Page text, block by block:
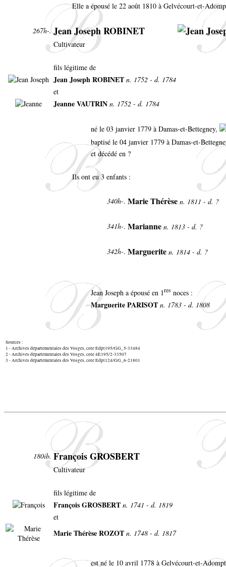
Elle a épousé le 22 août 1810 à Gelvécourt-et-
267h-. Jean Joseph ROBINET
Cultivateur
fils légitime de
Jean Joseph ROBINET n. 1752 - d. 1784
et
Jeanne VAUTRIN n. 1752 - d. 1784
né le 03 janvier 1779 à Damas-et-Bettegney,
baptisé le 04 janvier 1779 à Damas-et-
et décédé en ?
Ils ont eu 3 enfants :
340h-. Marie Thérèse n. 1811 - d. ?
341h-. Marianne n. 1813 - d. ?
342h-. Marguerite n. 1814 - d. ?
Jean Joseph a épousé en 1res noces :
Marguerite PARISOT n. 1783 - d. 1808
Sources :
1 - Archives départementales des Vosges, cote Edpt195/GG_5-33484
2 - Archives départementales des Vosges, cote 4E195/2-33507
3 - Archives départementales des Vosges, cote Edpt124/GG_6-21801
180ib. François GROSBERT
Cultivateur
fils légitime de
François GROSBERT n. 1741 - d. 1819
et
Marie Thérèse ROZOT n. 1748 - d. 1817
est né le 10 avril 1778 à Gelvécourt-et-